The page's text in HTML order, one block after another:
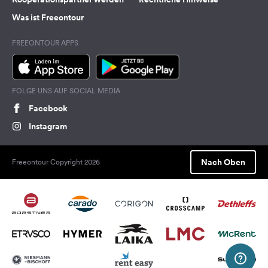
Was ist Freeontour
FREEONTOUR APPS
FOLGE UNS AUF SOCIAL MEDIA
Facebook
Instagram
Freeontour Copyright 2026 Nach Oben